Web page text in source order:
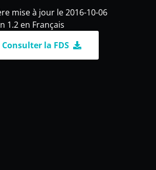
mise à jour le 2016-10-06
1.2 en Français
Consulter la FDS